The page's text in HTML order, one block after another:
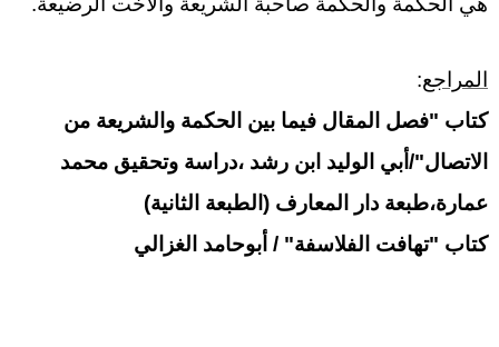
المراجع:
كتاب "فصل المقال فيما بين الحكمة والشريعة من
الاتصال"/أبي الوليد ابن رشد ،دراسة وتحقيق محمد
عمارة،طبعة دار المعارف (الطبعة الثانية)
كتاب "تهافت الفلاسفة" / أبوحامد الغزالي